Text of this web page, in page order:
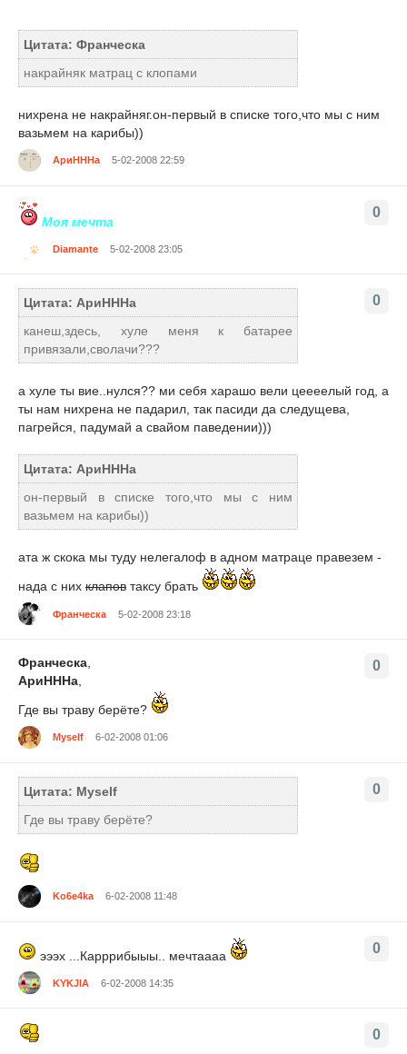
Цитата: Франческа
накрайняк матрац с клопами
нихрена не накрайняг.он-первый в списке того,что мы с ним
вазьмем на карибы))
АриНННа 5-02-2008 22:59
0
Моя мечта
Diamante 5-02-2008 23:05
0
Цитата: АриНННа
канеш,здесь, хуле меня к батарее
привязали,сволачи???
а хуле ты вие..нулся?? ми себя харашо вели цеееелый год, а
ты нам нихрена не падарил, так пасиди да следущева,
пагрейся, падумай а свайом паведении)))
Цитата: АриНННа
он-первый в списке того,что мы с ним
вазьмем на карибы))
ата ж скока мы туду нелегалоф в адном матраце правезем -
нада с них клапов таксу брать
Франческа 5-02-2008 23:18
0
Франческа
АриНННа
Где вы траву берёте?
Myself 6-02-2008 01:06
0
Цитата: Myself
Где вы траву берёте?
Ko6e4ka 6-02-2008 11:48
0
эээх ...Карррибыыы.. мечтаааа
KYKJIA 6-02-2008 14:35
0